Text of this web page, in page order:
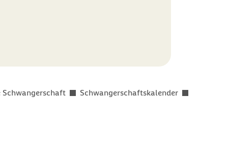
Schwangerschaft Schwangerschaftskalender